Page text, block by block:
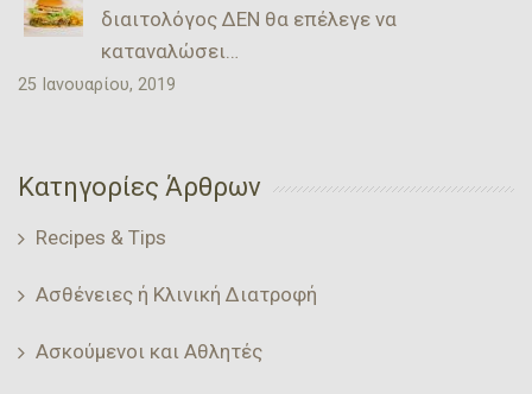
διαιτολόγος ΔΕΝ θα επέλεγε να
καταναλώσει…
25 Ιανουαρίου, 2019
Κατηγορίες Άρθρων
Recipes & Tips
Ασθένειες ή Κλινική Διατροφή
Ασκούμενοι και Αθλητές